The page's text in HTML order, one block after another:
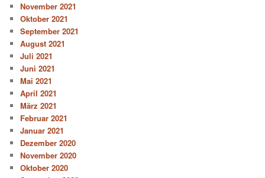
November 2021
Oktober 2021
September 2021
August 2021
Juli 2021
Juni 2021
Mai 2021
April 2021
März 2021
Februar 2021
Januar 2021
Dezember 2020
November 2020
Oktober 2020